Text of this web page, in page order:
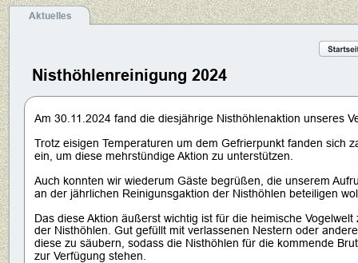
Aktuelles
Am 30.11.2024 fand die diesjährige Nisthöhlenaktion unseres
Trotz eisigen Temperaturen um dem Gefrierpunkt fanden sich
ein, um diese mehrstündige Aktion zu unterstützen.
Auch konnten wir wiederum Gäste begrüßen, die unserem
an der jährlichen Reinigunsgaktion der Nisthöhlen beteiligen
Das diese Aktion äußerst wichtig ist für die heimische
der Nisthöhlen. Gut gefüllt mit verlassenen Nestern oder
diese zu säubern, sodass die Nisthöhlen für die kommende
zur Verfügung stehen.
Nisthöhlenreinigung 2024